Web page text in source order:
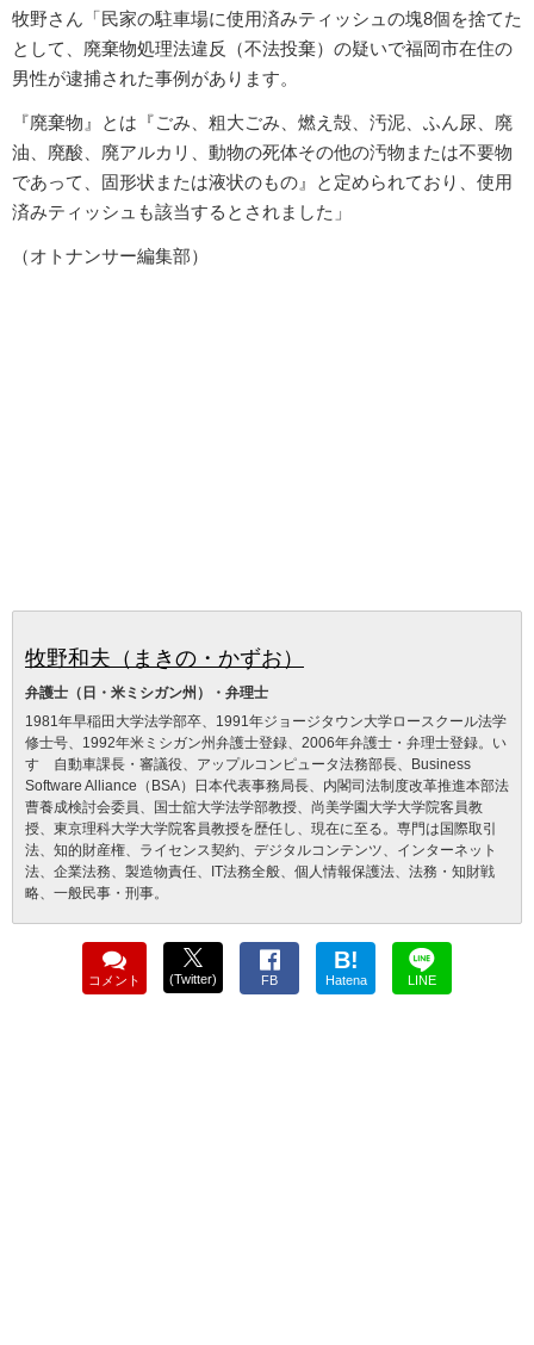
牧野さん「民家の駐車場に使用済みティッシュの塊8個を捨てた
として、廃棄物処理法違反（不法投棄）の疑いで福岡市在住の
男性が逮捕された事例があります。
『廃棄物』とは『ごみ、粗大ごみ、燃え殻、汚泥、ふん尿、廃
油、廃酸、廃アルカリ、動物の死体その他の汚物または不要物
であって、固形状または液状のもの』と定められており、使用
済みティッシュも該当するとされました」
（オトナンサー編集部）
牧野和夫（まきの・かずお）
弁護士（日・米ミシガン州）・弁理士
1981年早稲田大学法学部卒、1991年ジョージタウン大学ロースクール法学
修士号、1992年米ミシガン州弁護士登録、2006年弁護士・弁理士登録。い
すゞ自動車課長・審議役、アップルコンピュータ法務部長、Business
Software Alliance（BSA）日本代表事務局長、内閣司法制度改革推進本部法
曹養成検討会委員、国士舘大学法学部教授、尚美学園大学大学院客員教
授、東京理科大学大学院客員教授を歴任し、現在に至る。専門は国際取引
法、知的財産権、ライセンス契約、デジタルコンテンツ、インターネット
法、企業法務、製造物責任、IT法務全般、個人情報保護法、法務・知財戦
略、一般民事・刑事。
コメント (Twitter) FB
B!
Hatena LINE